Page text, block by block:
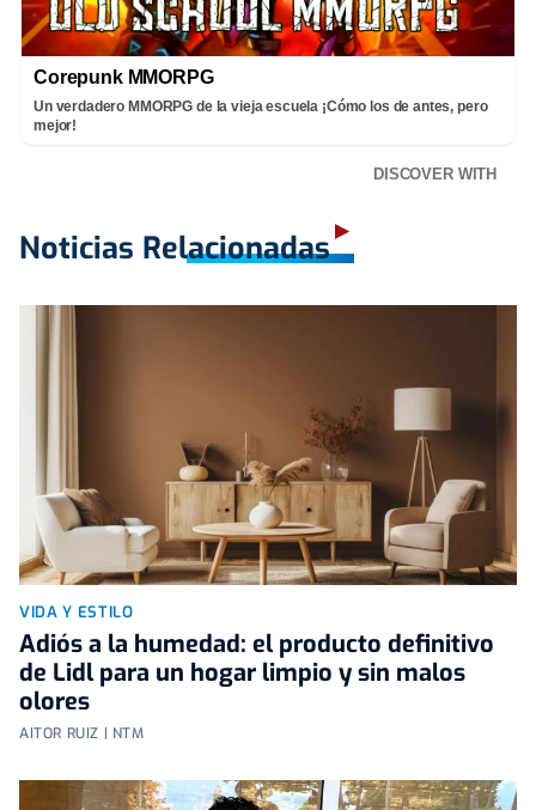
Corepunk MMORPG
Un verdadero MMORPG de la vieja escuela ¡Cómo los de antes, pero
mejor!
DISCOVER WITH
Noticias Relacionadas
VIDA Y ESTILO
Adiós a la humedad: el producto definitivo
de Lidl para un hogar limpio y sin malos
olores
AITOR RUIZ | NTM